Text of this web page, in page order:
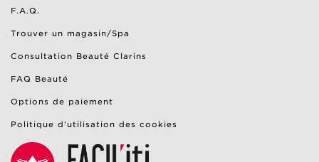
F.A.Q.
Trouver un magasin/Spa
Consultation Beauté Clarins
FAQ Beauté
Options de paiement
Politique d’utilisation des cookies